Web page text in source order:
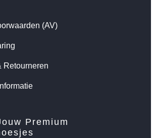
(AV)
Retourneren
Premium